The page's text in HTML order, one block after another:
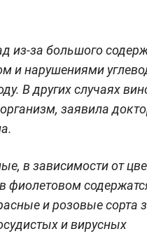
из-за большого
и нарушениями
В других случаях
заявила
в зависимости от
фиолетовом
и розовые сорта
и вирусных